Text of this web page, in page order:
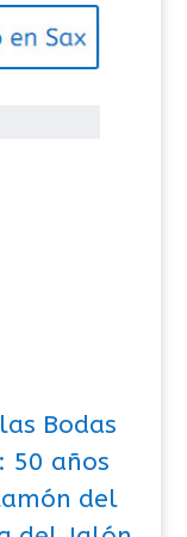
Bodas
50 años
del